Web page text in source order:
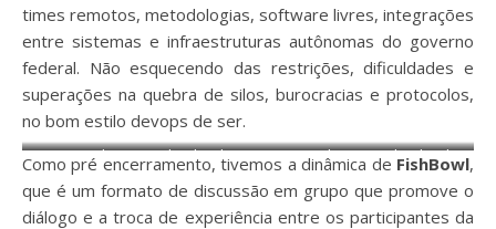
times remotos, metodologias, software livres, integrações
entre sistemas e infraestruturas autônomas do governo
federal. Não esquecendo das restrições, dificuldades e
superações na quebra de silos, burocracias e protocolos,
no bom estilo devops de ser.
Luiz Sanches (Envolvedor de
sistemas e poeta de boteco)
Luiz Sanches (Envolvedor de
Como pré encerramento, tivemos a dinâmica de FishBowl,
que é um formato de discussão em grupo que promove o
diálogo e a troca de experiência entre os participantes da